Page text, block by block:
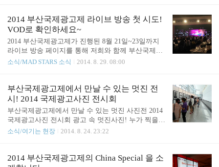
영해 광고 이외에 영상 콘텐츠 부문을 내년 신설합니
다. 그리고 가장 중요한 것은부산국제광고제의..
의 광고제에 출품된 광고작품들이 대거 출품되어 부
산국제광고제에 대한 세계 광고계의 높은 주목도를
확인할 수 있었습니다.아시아 지역 외에 유럽, 아프
리카, 중동 등의 출품작이 증가하며 세계 최고의 자
리를 두고 어느 해보다 뜨거운 각축전이 벌어졌어요.
세계적인 권위를 인정받는 크리에이티브 리더들의
본상 164편, 특별상 78편 등 총 242편이 수상의 영예
를 안았답니다~ 이번 광고제의..
2014 부산국제광고제 라이브 방송 첫 시도!
VOD로 확인하세요~
2014 부산국제광고제가 진행된 8월 21일~23일까지
라이브 방송 페이지를 통해 저희와 함께 부산국제광
고제를 즐기셨나요?^^ 부산국제광고제가 올해 처음
에 직접 참여해야만 현장 분위기를 느끼고, 세미나를
들을 수 있었는데요,2014 부산국제광고제는 라이브
방송을 통해 광고제 개막식은 물론, 다양한 세미나를
실시간 보여드렸어요. 비록 수많은 세미나와 전시,
행사 등을 모두 생중계해 드리지는 못하지만,몇개의
유료 세미나와 유료 행사 프로그램을 방송해 현장 분
국제광고제에 참여하지 못한 분들이 계시다면방송 V
OD를 통해 느껴보세요~ 2014 부산국제광고제 라이
소식/MAD STARS 소식 2014. 8. 29. 08:00
부산국제광고제에서 만날 수 있는 멋진 전
시! 2014 국제광고사진 전시회
부산국제광고제에서 만날 수 있는 멋진 사진전 2014
국제광고사진 전시회 광고 속 멋진사진! 누가 찍을
까? 궁금하셨던 분들 많을 거에요.2014 부산국제광고
광고 사진가 협회 KAFA의 회원들이 찍은 멋진 사진
소식/여기는 현장 2014. 8. 24. 23:22
2014 부산국제광고제의 China Special 을 소